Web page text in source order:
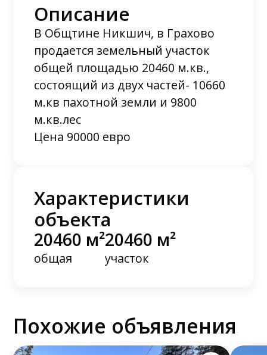
Описание
В Общтине Никшич, в Грахово
продается земельный участок
общей площадью 20460 м.кв.,
состоящий из двух частей- 10660
м.кв пaхотной земли и 9800
м.кв.лес
Цена 90000 евро
Характеристики
объекта
20460 м²
общая
20460 м²
участок
Похожие объявления